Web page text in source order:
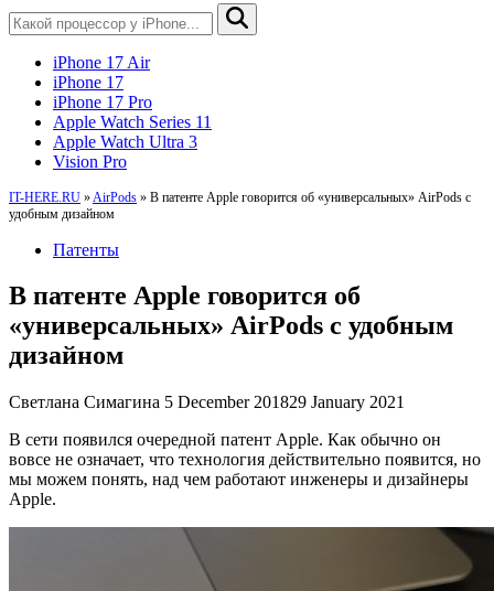
iPhone 17 Air
iPhone 17
iPhone 17 Pro
Apple Watch Series 11
Apple Watch Ultra 3
Vision Pro
IT-HERE.RU » AirPods » В патенте Apple говорится об «универсальных» AirPods с
удобным дизайном
Патенты
В патенте Apple говорится об
«универсальных» AirPods с удобным
дизайном
Светлана Симагина 5 December 201829 January 2021
В сети появился очередной патент Apple. Как обычно он
вовсе не означает, что технология действительно появится, но
мы можем понять, над чем работают инженеры и дизайнеры
Apple.